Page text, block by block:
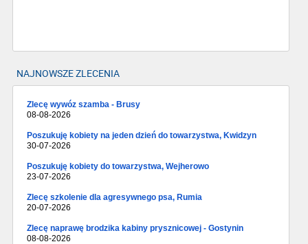
NAJNOWSZE ZLECENIA
Zlecę wywóz szamba - Brusy
08-08-2026
Poszukuję kobiety na jeden dzień do towarzystwa, Kwidzyn
30-07-2026
Poszukuję kobiety do towarzystwa, Wejherowo
23-07-2026
Zlecę szkolenie dla agresywnego psa, Rumia
20-07-2026
Zlecę naprawę brodzika kabiny prysznicowej - Gostynin
08-08-2026